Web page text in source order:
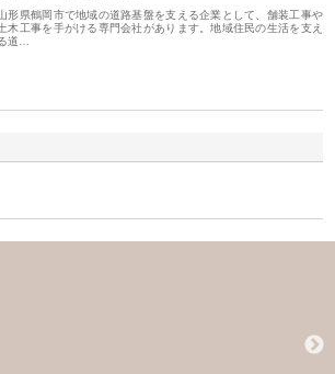
形県鶴岡市で地域の道路基盤を支える企業として、舗装工事や
木工事を手がける専門会社があります。地域住民の生活を支え
道…